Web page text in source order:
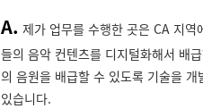
A. 제가 업무를 수행한 곳은 CA 지
들의 음악 컨텐츠를 디지털화해서 배
의 음원을 배급할 수 있도록 기술을
있습니다.